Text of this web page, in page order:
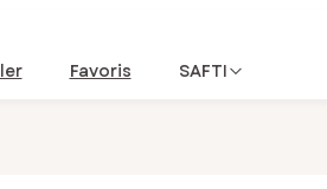
Favoris SAFTI